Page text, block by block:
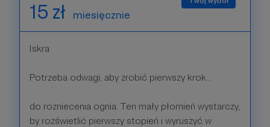
15 zł miesięcznie
Iskra
Potrzeba odwagi, aby zrobić pierwszy krok...
do rozniecenia ognia. Ten mały płomień wystarczy,
by rozświetlić pierwszy stopień i wyruszyć w